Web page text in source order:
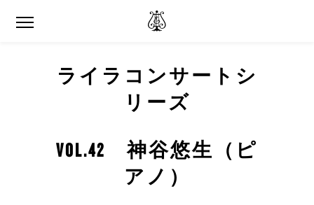
ライラコンサートシ
リーズ
VOL.42 神谷悠生（ピ
アノ）